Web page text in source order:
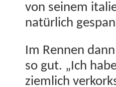
von seinem
natür­lich
Im Ren­nen
so gut. „Ich
ziem­lich